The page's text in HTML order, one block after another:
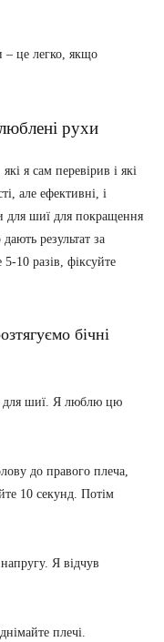
– це легко, якщо
рухи
я сам перевірив і які
але ефективні, і
для шиї для покращення
результат за
10 разів, фіксуйте
бічні
для шиї. Я люблю цю
до правого плеча,
10 секунд. Потім
Я відчув
плечі.